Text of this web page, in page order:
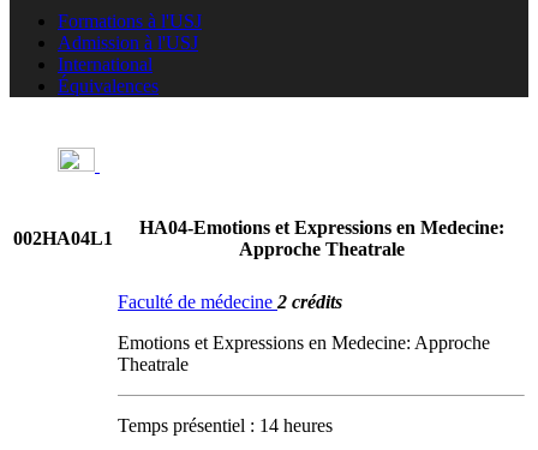
Formations à l'USJ
Admission à l'USJ
International
Équivalences
002HA04L1
HA04-Emotions et Expressions en Medecine:
Approche Theatrale
Faculté de médecine 2 crédits
Emotions et Expressions en Medecine: Approche
Theatrale
Temps présentiel : 14 heures